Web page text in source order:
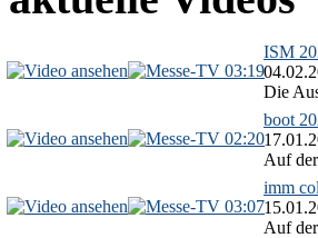
03:19
ISM
Die
02:20
boot
Auf
03:07
imm
Auf